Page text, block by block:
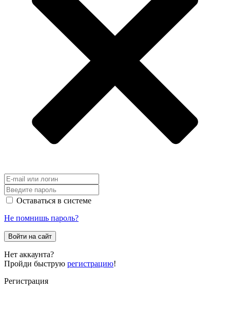
Оставаться в системе
Не помнишь пароль?
Войти на сайт
Нет аккаунта?
Пройди быструю регистрацию!
Регистрация